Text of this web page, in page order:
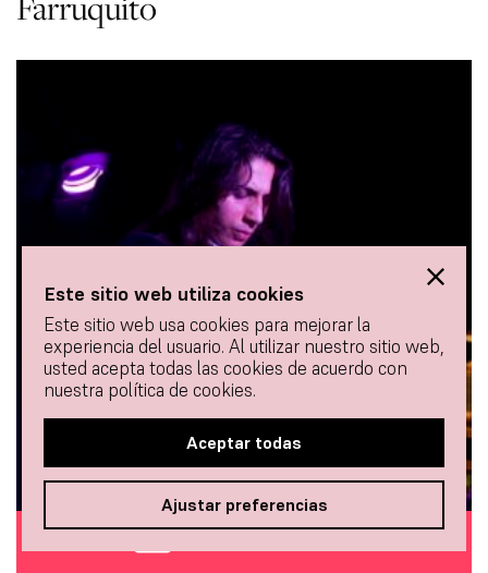
Este sitio web utiliza cookies
Este sitio web usa cookies para mejorar la
experiencia del usuario. Al utilizar nuestro sitio web,
usted acepta todas las cookies de acuerdo con
nuestra política de cookies.
Aceptar todas
Ajustar preferencias